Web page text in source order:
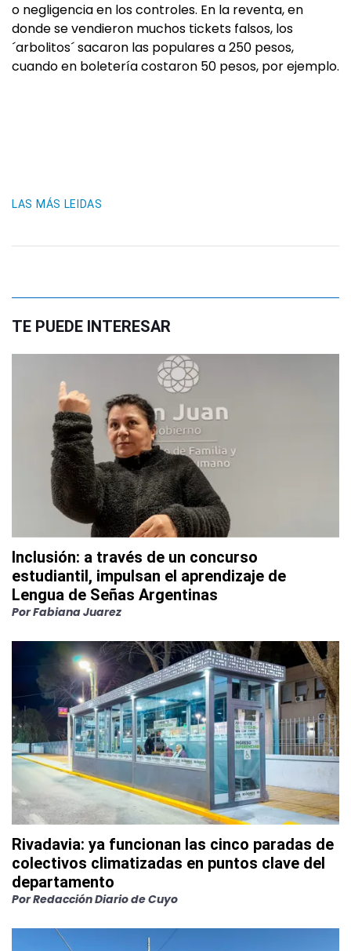
o negligencia en los controles. En la reventa, en
donde se vendieron muchos tickets falsos, los
´arbolitos´ sacaron las populares a 250 pesos,
cuando en boletería costaron 50 pesos, por ejemplo.
LAS MÁS LEIDAS
TE PUEDE INTERESAR
Inclusión: a través de un concurso
estudiantil, impulsan el aprendizaje de
Lengua de Señas Argentinas
PorFabiana Juarez
Rivadavia: ya funcionan las cinco paradas de
colectivos climatizadas en puntos clave del
departamento
PorRedacción Diario de Cuyo